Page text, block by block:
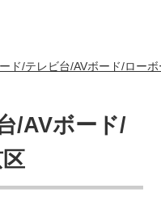
ド/テレビ台/AVボード/ロー
/AVボード/